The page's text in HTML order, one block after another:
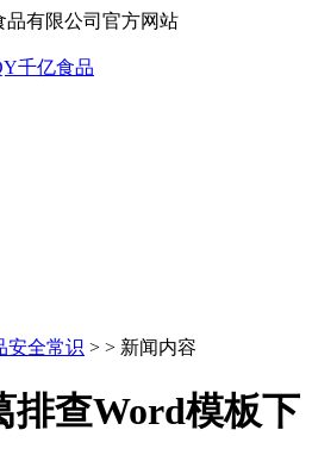
有限公司官方网站
安全常识 > > 新闻内容
排查Word模板下